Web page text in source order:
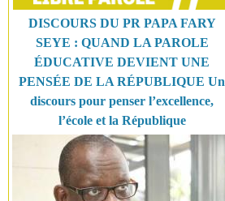
DISCOURS DU PR PAPA FARY
SEYE : QUAND LA PAROLE
ÉDUCATIVE DEVIENT UNE
PENSÉE DE LA RÉPUBLIQUE Un
discours pour penser l’excellence,
l’école et la République